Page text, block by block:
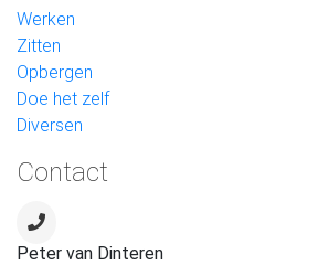
Werken
Zitten
Opbergen
Doe het zelf
Diversen
Contact
Peter van Dinteren